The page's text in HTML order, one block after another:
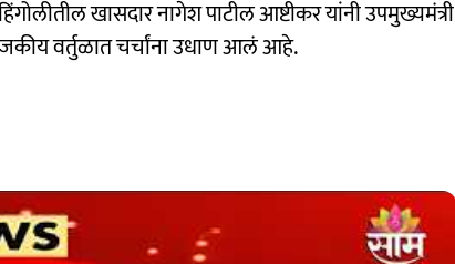
खासदार नागेश पाटील आष्टीकर यांनी उपमुख्यमंत्री
वर्तुळात चर्चांना उधाण आलं आहे.